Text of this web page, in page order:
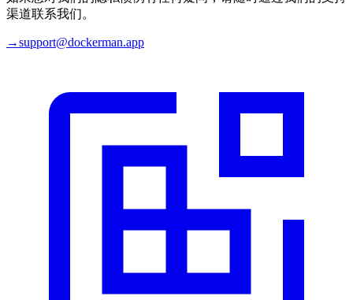
渠道联系我们。
→support@dockerman.app